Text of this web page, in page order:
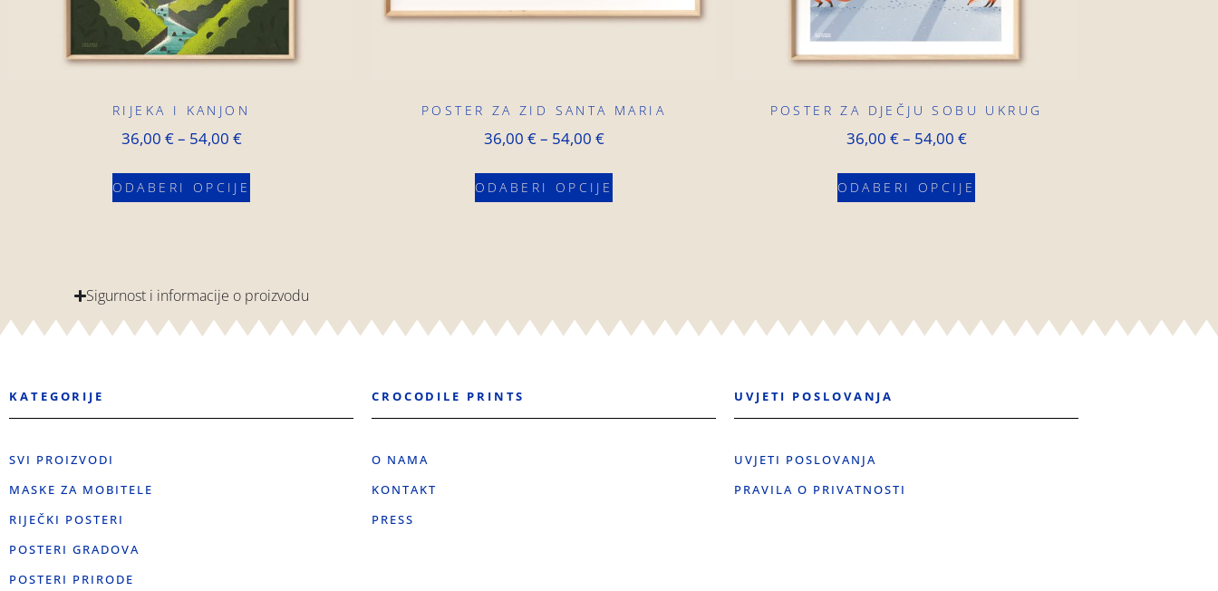
RIJEKA I KANJON
36,00 €– 54,00 €
ODABERI OPCIJE
POSTER ZA ZID SANTA MARIA
36,00 €– 54,00 €
ODABERI OPCIJE
POSTER ZA DJEČJU SOBU UKRUG
36,00 €– 54,00 €
ODABERI OPCIJE
Sigurnost i informacije o proizvodu
KATEGORIJE
SVI PROIZVODI
MASKE ZA MOBITELE
RIJEČKI POSTERI
POSTERI GRADOVA
POSTERI PRIRODE
CROCODILE PRINTS
O NAMA
KONTAKT
PRESS
UVJETI POSLOVANJA
UVJETI POSLOVANJA
PRAVILA O PRIVATNOSTI